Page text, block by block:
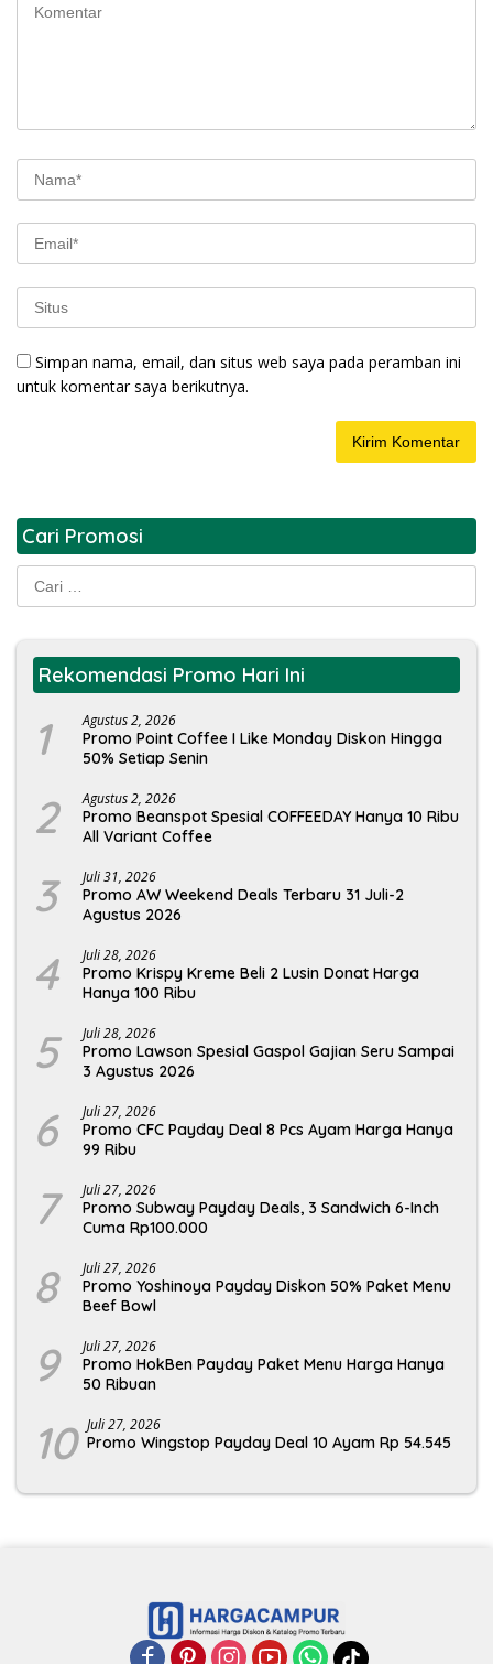
Simpan nama, email, dan situs web saya pada peramban ini
untuk komentar saya berikutnya.
Cari Promosi
Cari
untuk:
Rekomendasi Promo Hari Ini
1 Agustus 2, 2026
Promo Point Coffee I Like Monday Diskon Hingga
50% Setiap Senin
2 Agustus 2, 2026
Promo Beanspot Spesial COFFEEDAY Hanya 10 Ribu
All Variant Coffee
3 Juli 31, 2026
Promo AW Weekend Deals Terbaru 31 Juli-2
Agustus 2026
4 Juli 28, 2026
Promo Krispy Kreme Beli 2 Lusin Donat Harga
Hanya 100 Ribu
5 Juli 28, 2026
Promo Lawson Spesial Gaspol Gajian Seru Sampai
3 Agustus 2026
6 Juli 27, 2026
Promo CFC Payday Deal 8 Pcs Ayam Harga Hanya
99 Ribu
7 Juli 27, 2026
Promo Subway Payday Deals, 3 Sandwich 6-Inch
Cuma Rp100.000
8 Juli 27, 2026
Promo Yoshinoya Payday Diskon 50% Paket Menu
Beef Bowl
9 Juli 27, 2026
Promo HokBen Payday Paket Menu Harga Hanya
50 Ribuan
10 Juli 27, 2026
Promo Wingstop Payday Deal 10 Ayam Rp 54.545